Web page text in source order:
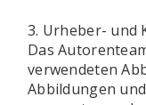
3. Urheber- und
Das
verwendeten
Abbildungen